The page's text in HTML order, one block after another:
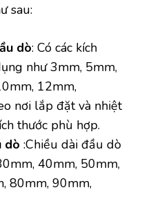
sau:
dò: Có các kích
như 3mm, 5mm,
12mm,
nơi lắp đặt và nhiệt
thước phù hợp.
dò :Chiều dài đầu dò
40mm, 50mm,
80mm, 90mm,